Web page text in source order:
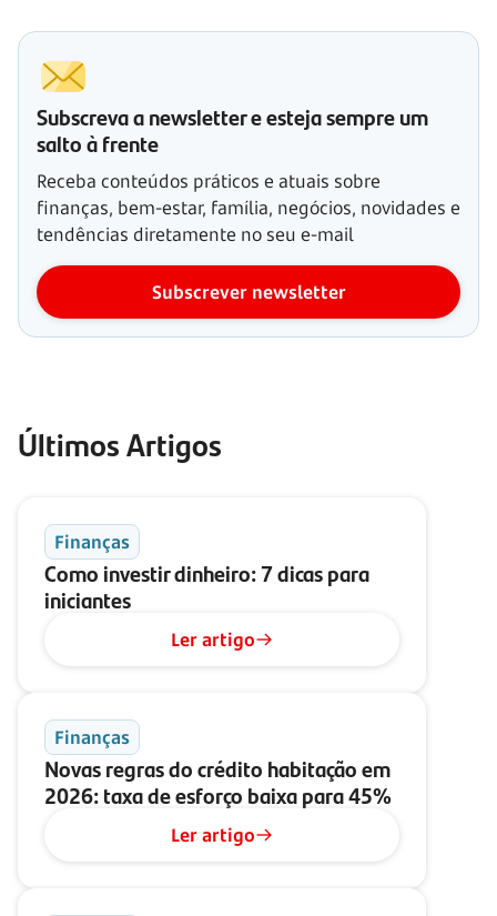
Subscreva a newsletter e esteja sempre um
salto à frente
Receba conteúdos práticos e atuais sobre
finanças, bem-estar, família, negócios, novidades e
tendências diretamente no seu e-mail
Subscrever newsletter
Últimos Artigos
Finanças
Como investir dinheiro: 7 dicas para
iniciantes
Ler artigo
Finanças
Novas regras do crédito habitação em
2026: taxa de esforço baixa para 45%
Ler artigo